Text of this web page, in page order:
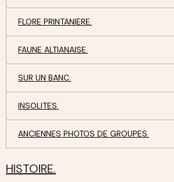
FLORE PRINTANIERE.
FAUNE ALTIANAISE.
SUR UN BANC.
INSOLITES.
ANCIENNES PHOTOS DE GROUPES.
HISTOIRE.